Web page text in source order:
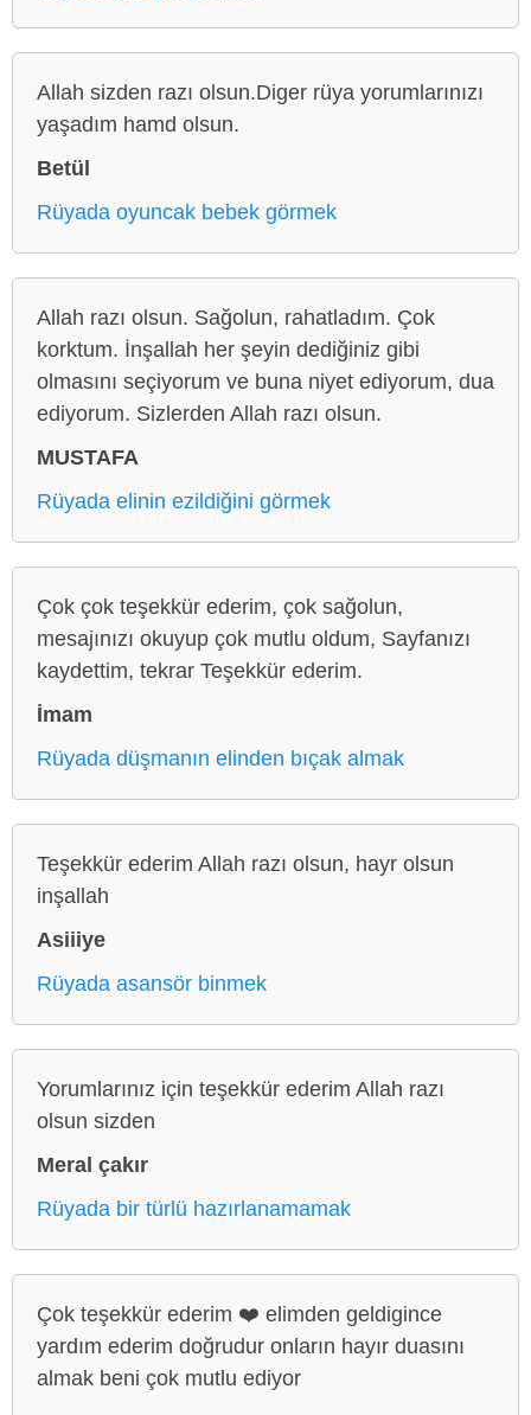
Allah sizden razı olsun.Diger rüya yorumlarınızı
yaşadım hamd olsun.
Betül
Rüyada oyuncak bebek görmek
Allah razı olsun. Sağolun, rahatladım. Çok
korktum. İnşallah her şeyin dediğiniz gibi
olmasını seçiyorum ve buna niyet ediyorum, dua
ediyorum. Sizlerden Allah razı olsun.
MUSTAFA
Rüyada elinin ezildiğini görmek
Çok çok teşekkür ederim, çok sağolun,
mesajınızı okuyup çok mutlu oldum, Sayfanızı
kaydettim, tekrar Teşekkür ederim.
İmam
Rüyada düşmanın elinden bıçak almak
Teşekkür ederim Allah razı olsun, hayr olsun
inşallah
Asiiiye
Rüyada asansör binmek
Yorumlarınız için teşekkür ederim Allah razı
olsun sizden
Meral çakır
Rüyada bir türlü hazırlanamamak
Çok teşekkür ederim ❤️ elimden geldigince
yardım ederim doğrudur onların hayır duasını
almak beni çok mutlu ediyor